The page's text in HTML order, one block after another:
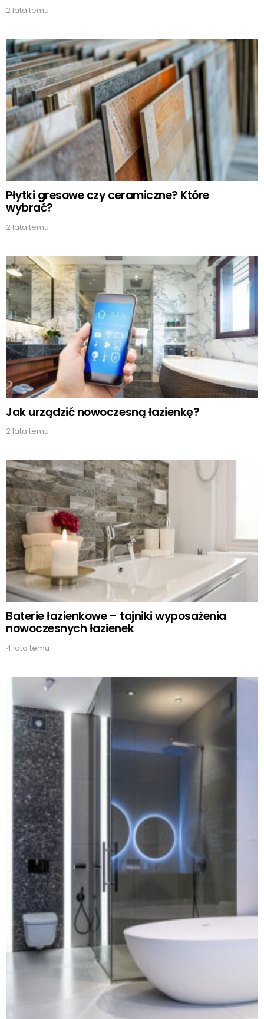
2 lata temu
Płytki gresowe czy ceramiczne? Które
wybrać?
2 lata temu
Jak urządzić nowoczesną łazienkę?
2 lata temu
Baterie łazienkowe – tajniki wyposażenia
nowoczesnych łazienek
4 lata temu